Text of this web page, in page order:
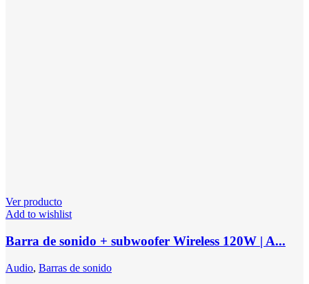
Ver producto
Add to wishlist
Barra de sonido + subwoofer Wireless 120W | A...
Audio, Barras de sonido